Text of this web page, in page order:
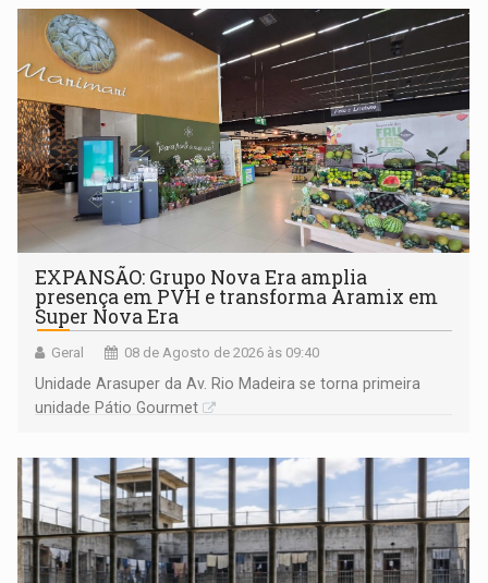
EXPANSÃO: Grupo Nova Era amplia
presença em PVH e transforma Aramix em
Super Nova Era
Geral 08 de Agosto de 2026 às 09:40
Unidade Arasuper da Av. Rio Madeira se torna primeira
unidade Pátio Gourmet